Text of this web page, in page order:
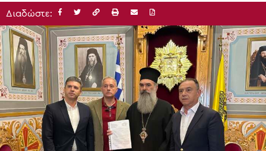
Διαδώστε: